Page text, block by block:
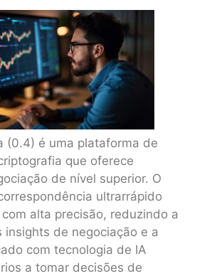
(0.4) é uma plataforma de
que oferece
de nível superior. O
ultrarrápido
alta precisão, reduzindo a
insights de negociação e a
com tecnologia de IA
a tomar decisões de